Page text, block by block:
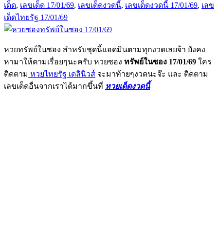
เด็ด, เลขเด็ด 17/01/69, เลขเด็ดงวดนี้, เลขเด็ดงวดนี้ 17/01/69, เลข
เด็ดไทยรัฐ 17/01/69
หวยทรัพย์ในซอง สำหรับชุดนี้แอดมินตามทุกงวดเลยจ้า ยังคง
หามาให้ตามเรื่อยๆนะครับ หวยซอง ทรัพย์ในซอง 17/01/69 ใคร
ติดตาม หวยไทยรัฐ เดลินิวส์ จะมาท้ายๆงวดนะจ๊ะ และ ติดตาม
เลขเด็ดอื่นจากเราได้มากขึ้นที่ หวยเด็ดงวดนี้